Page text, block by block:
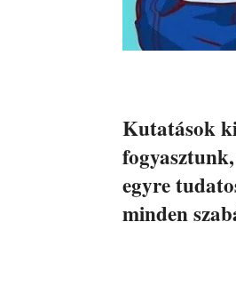
Kutatások
egyre
minden